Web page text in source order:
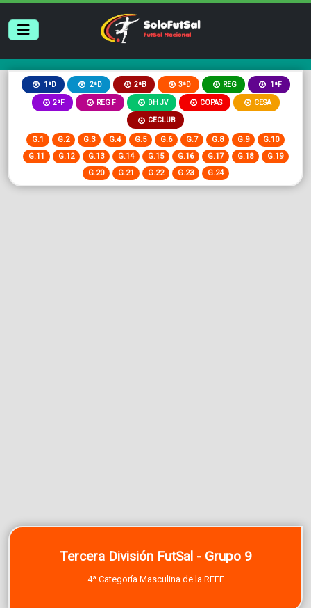
1ªD 2ªD 2ªB 3ªD REG 1ªF
2ªF REG F DH JV COPAS CESA
CECLUB
G.1 G.2 G.3 G.4 G.5 G.6 G.7 G.8 G.9
G.10
G.11
G.12 G.13 G.14 G.15 G.16 G.17 G.18
G.19
G.20
G.21 G.22 G.23 G.24
Tercera División FutSal - Grupo 9
4ª Categoría Masculina de la RFEF